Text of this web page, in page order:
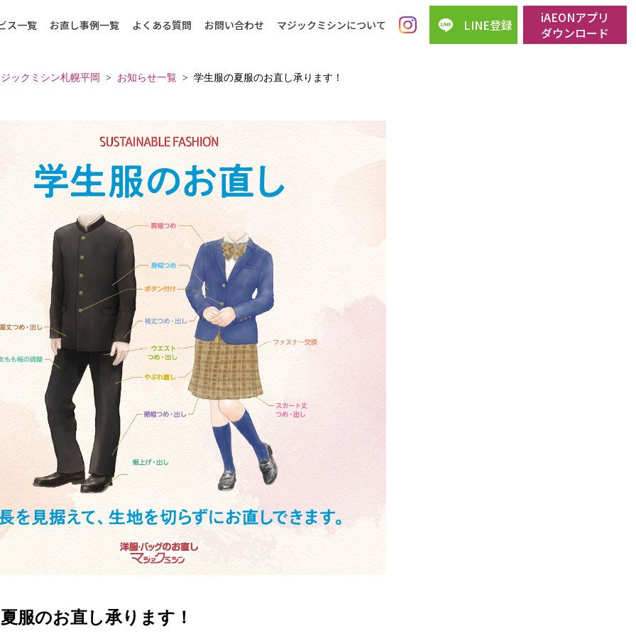
ス一覧 お直し事例一覧 よくある質問 お問い合わせ マジックミシンについて LINE登録
iAEONアプリ
ダウンロード
ックミシン札幌平岡 お知らせ一覧 学生服の夏服のお直し承ります！
服のお直し承ります！